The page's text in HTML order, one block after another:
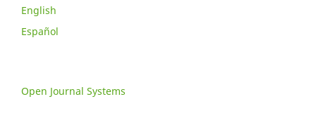
English
Español
Open Journal Systems